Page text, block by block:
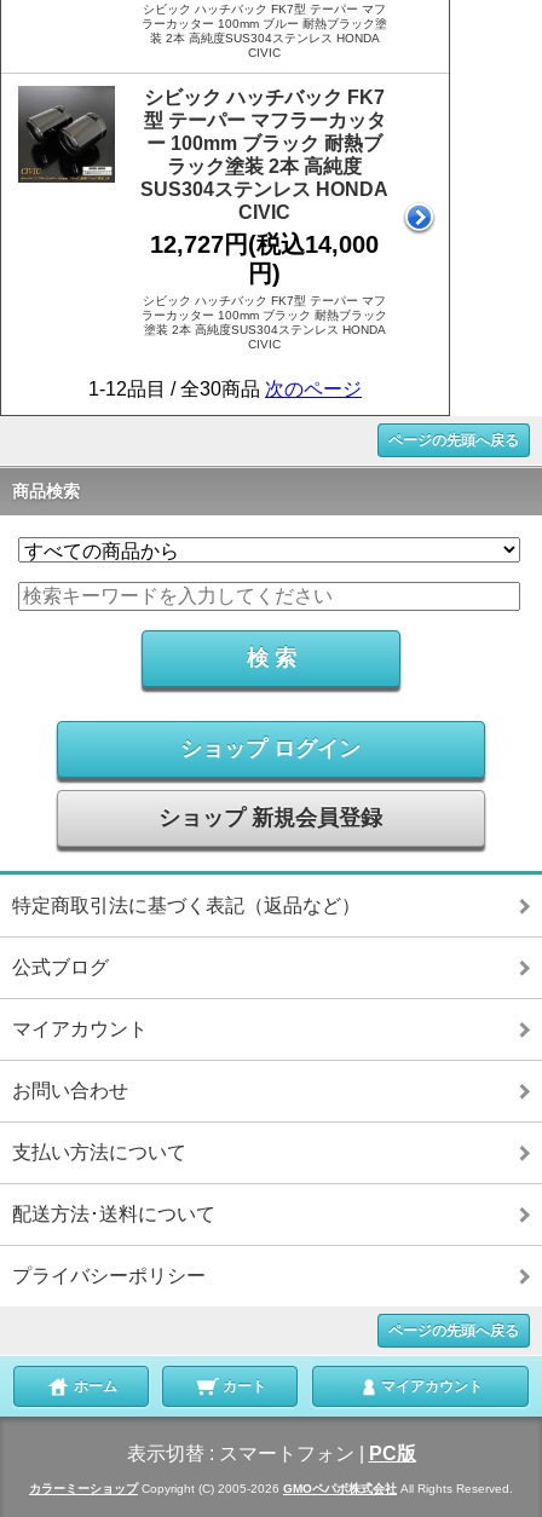
シビック ハッチバック FK7型 テーパー マフ
ラーカッター 100mm ブルー 耐熱ブラック塗
装 2本 高純度SUS304ステンレス HONDA
CIVIC
シビック ハッチバック FK7
型 テーパー マフラーカッタ
ー 100mm ブラック 耐熱ブ
ラック塗装 2本 高純度
SUS304ステンレス HONDA
CIVIC
12,727円(税込14,000
円)
シビック ハッチバック FK7型 テーパー マフ
ラーカッター 100mm ブラック 耐熱ブラック
塗装 2本 高純度SUS304ステンレス HONDA
CIVIC
1-12品目 / 全30商品 次のページ
ページの先頭へ戻る
商品検索
ショップ ログイン
ショップ 新規会員登録
特定商取引法に基づく表記（返品など）
公式ブログ
マイアカウント
お問い合わせ
支払い方法について
配送方法･送料について
プライバシーポリシー
ページの先頭へ戻る
ホーム カート マイアカウント
表示切替 : スマートフォン PC版
カラーミーショップCopyright (C) 2005-2026 GMOペパボ株式会社 All Rights Reserved.